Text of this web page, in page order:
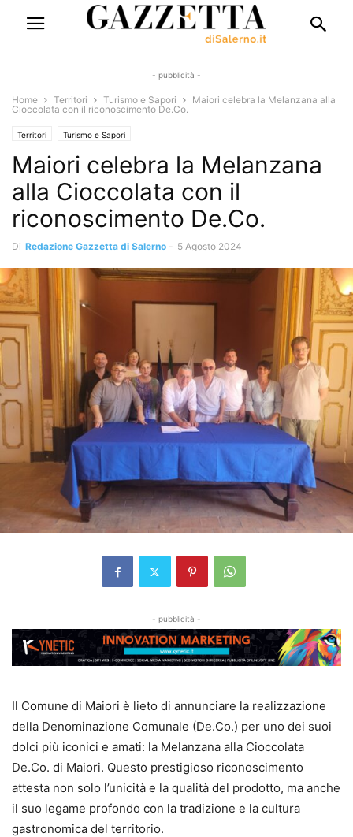
- pubblicità -
Home Territori Turismo e Sapori
Maiori celebra la Melanzana alla
Cioccolata con il riconoscimento De.Co.
Territori Turismo e Sapori
Maiori celebra la Melanzana
alla Cioccolata con il
riconoscimento De.Co.
Di Redazione Gazzetta di Salerno - 5 Agosto 2024
- pubblicità -
Il Comune di Maiori è lieto di annunciare la realizzazione
della Denominazione Comunale (De.Co.) per uno dei suoi
dolci più iconici e amati: la Melanzana alla Cioccolata
De.Co. di Maiori. Questo prestigioso riconoscimento
attesta non solo l’unicità e la qualità del prodotto, ma anche
il suo legame profondo con la tradizione e la cultura
gastronomica del territorio.